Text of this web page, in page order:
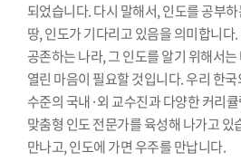
되었습니다. 다시 말해서, 인도를 공부
땅, 인도가 기다리고 있음을 의미합니
공존하는 나라, 그 인도를 알기 위해서
열린 마음이 필요할 것입니다. 우리 한
수준의 국내·외 교수진과 다양한 커리
맞춤형 인도 전문가를 육성해 나가고
만나고, 인도에 가면 우주를 만납니다.